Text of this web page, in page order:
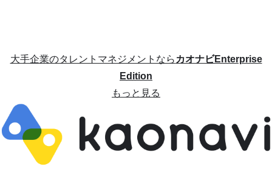
大手企業のタレントマネジメントならカオナビEnterprise
Edition
もっと見る